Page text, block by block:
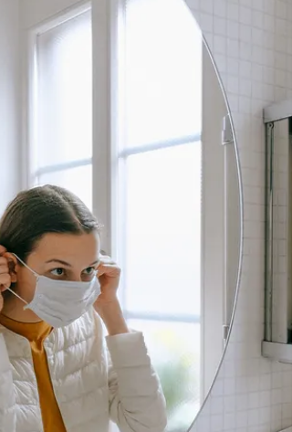
se contagia de animales a humanos....